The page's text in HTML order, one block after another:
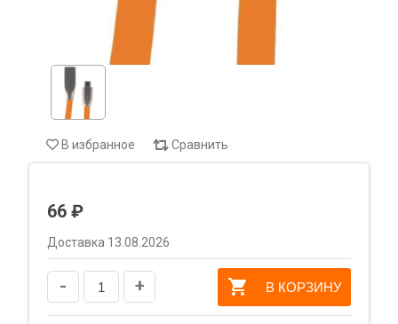
В избранное Сравнить
66 ₽
Доставка 13.08.2026
- + В КОРЗИНУ